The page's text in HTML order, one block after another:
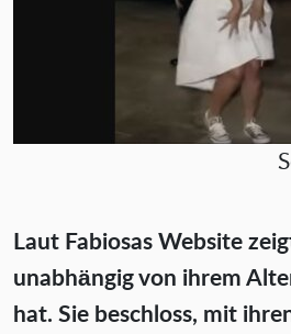
Laut Fabiosas Website
unabhängig von ihrem
hat. Sie beschloss, mit